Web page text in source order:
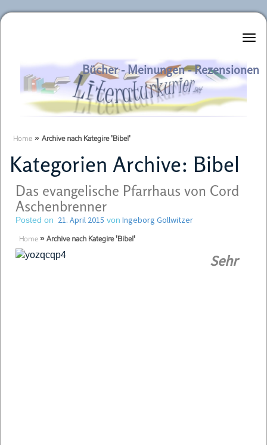
Literaturkurier.net
Bücher - Meinungen - Rezensionen
Home » Archive nach Kategire 'Bibel'
Kategorien Archive: Bibel
Das evangelische Pfarrhaus von Cord
Aschenbrenner
Posted on 21. April 2015 von Ingeborg Gollwitzer
Home » Archive nach Kategire 'Bibel'
Sehr